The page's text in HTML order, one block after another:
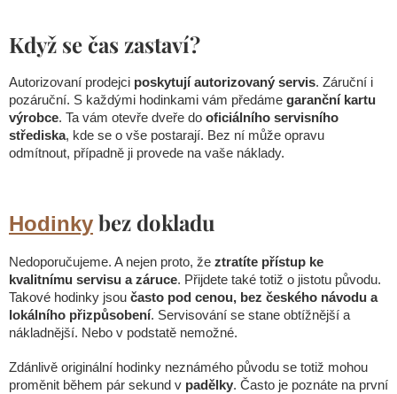
Když se čas zastaví?
Autorizovaní prodejci poskytují autorizovaný servis. Záruční i
pozáruční. S každými hodinkami vám předáme garanční kartu
výrobce. Ta vám otevře dveře do oficiálního servisního
střediska, kde se o vše postarají. Bez ní může opravu
odmítnout, případně ji provede na vaše náklady.
Hodinky bez dokladu
Nedoporučujeme. A nejen proto, že ztratíte přístup ke
kvalitnímu servisu a záruce. Přijdete také totiž o jistotu původu.
Takové hodinky jsou často pod cenou, bez českého návodu a
lokálního přizpůsobení. Servisování se stane obtížnější a
nákladnější. Nebo v podstatě nemožné.
Zdánlivě originální hodinky neznámého původu se totiž mohou
proměnit během pár sekund v padělky. Často je poznáte na první